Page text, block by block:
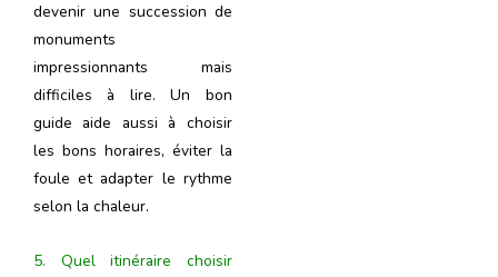
devenir une succession de
monuments
impressionnants mais
difficiles à lire. Un bon
guide aide aussi à choisir
les bons horaires, éviter la
foule et adapter le rythme
selon la chaleur.
5. Quel itinéraire choisir